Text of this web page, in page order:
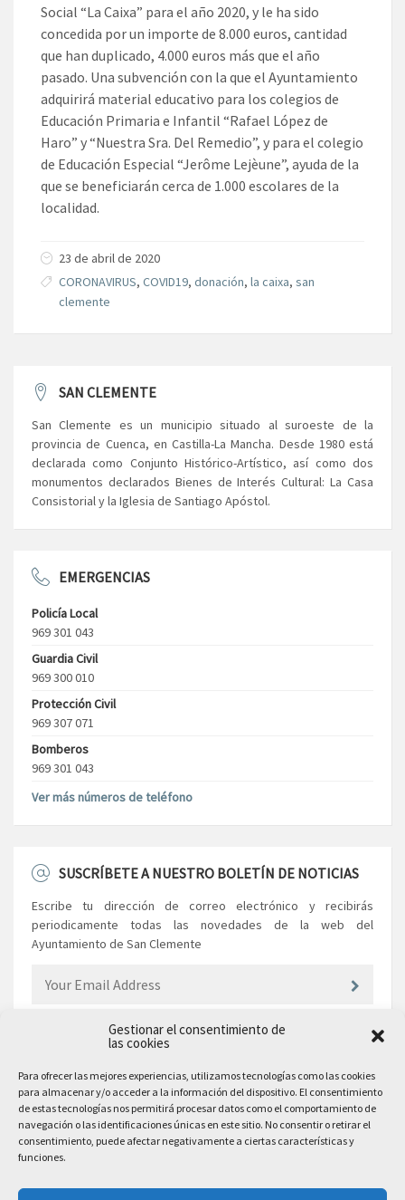
Gestionar el consentimiento de
las cookies
Para ofrecer las mejores experiencias, utilizamos tecnologías como las cookies
para almacenar y/o acceder a la información del dispositivo. El consentimiento
de estas tecnologías nos permitirá procesar datos como el comportamiento de
navegación o las identificaciones únicas en este sitio. No consentir o retirar el
consentimiento, puede afectar negativamente a ciertas características y
funciones.
Social “La Caixa” para el año 2020, y le ha sido
concedida por un importe de 8.000 euros, cantidad
que han duplicado, 4.000 euros más que el año
pasado. Una subvención con la que el Ayuntamiento
adquirirá material educativo para los colegios de
Educación Primaria e Infantil “Rafael López de
Haro” y “Nuestra Sra. Del Remedio”, y para el colegio
de Educación Especial “Jerôme Lejèune”, ayuda de la
que se beneficiarán cerca de 1.000 escolares de la
localidad.
23 de abril de 2020
CORONAVIRUS, COVID19, donación, la caixa, san
clemente
SAN CLEMENTE
San Clemente es un municipio situado al suroeste de la
provincia de Cuenca, en Castilla-La Mancha. Desde 1980 está
declarada como Conjunto Histórico-Artístico, así como dos
monumentos declarados Bienes de Interés Cultural: La Casa
Consistorial y la Iglesia de Santiago Apóstol.
EMERGENCIAS
Policía Local
969 301 043
Guardia Civil
969 300 010
Protección Civil
969 307 071
Bomberos
969 301 043
Ver más números de teléfono
SUSCRÍBETE A NUESTRO BOLETÍN DE NOTICIAS
Escribe tu dirección de correo electrónico y recibirás
periodicamente todas las novedades de la web del
Ayuntamiento de San Clemente
EL AYUNTAMIENTO
Plaza Mayor, 10
San Clemente, 16600, Cuenca
Teléfono: 969 300 003
Email Comunicación y Publicidad: